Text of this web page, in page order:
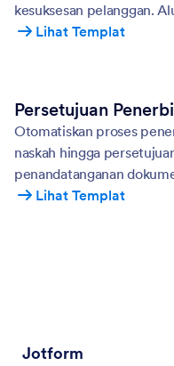
kesuksesan pelanggan.
yang lancar dan
Lihat Templat
Persetujuan
Otomatiskan proses
naskah hingga
penandatanganan
penulis, editor, dan tim
Lihat Templat
Jotform